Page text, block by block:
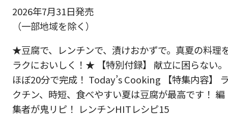
2026年7月31日発売
（一部地域を除く）
★豆腐で、レンチンで、漬けおかずで。真夏の料理
ラクにおいしく！★ 【特別付録】 献立に困らない。
ほぼ20分で完成！ Today’s Cooking 【特集内容】
クチン、時短、食べやすい夏は豆腐が最高です！ 編
集者が鬼リピ！ レンチンHITレシピ15